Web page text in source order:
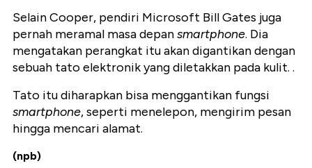
Selain Cooper, pendiri Microsoft Bill Gates juga
pernah meramal masa depansmartphone. Dia
mengatakan perangkat itu akan digantikan dengan
sebuah tato elektronik yang diletakkan pada kulit. .
Tato itu diharapkan bisa menggantikan fungsi
smartphone, seperti menelepon, mengirim pesan
hingga mencari alamat.
(npb)